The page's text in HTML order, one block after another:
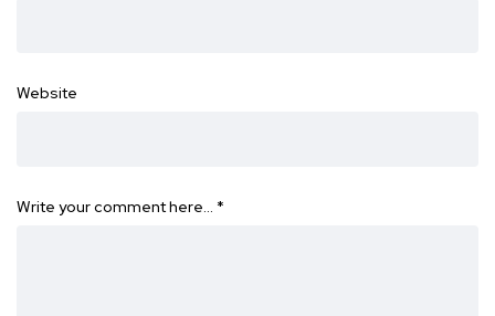
Website
Write your comment here… *